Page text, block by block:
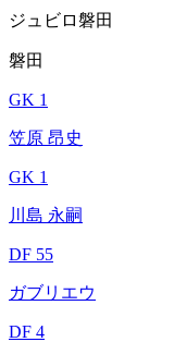
ジュビロ磐田
磐田
GK 1
笠原 昂史
GK 1
川島 永嗣
DF 55
ガブリエウ
DF 4